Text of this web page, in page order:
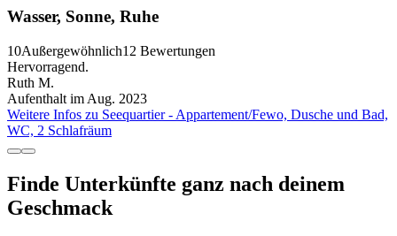
Wasser, Sonne, Ruhe
10Außergewöhnlich12 Bewertungen
Hervorragend.
Ruth M.
Aufenthalt im Aug. 2023
Weitere Infos zu Seequartier - Appartement/Fewo, Dusche und Bad,
WC, 2 Schlafräum
Finde Unterkünfte ganz nach deinem
Geschmack